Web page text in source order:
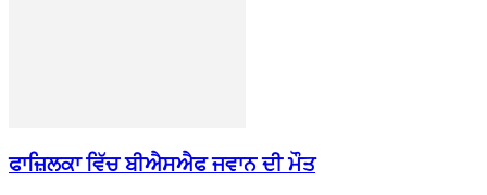
ਫਾਜ਼ਿਲਕਾ ਵਿੱਚ ਬੀਐਸਐਫ ਜਵਾਨ ਦੀ ਮੌਤ